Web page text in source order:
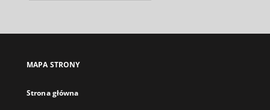
MAPA STRONY
Strona główna